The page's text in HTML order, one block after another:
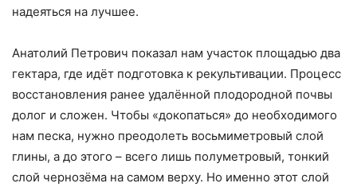
надеяться на лучшее.
Анатолий Петрович показал нам участок площадью два
гектара, где идёт подготовка к рекультивации. Процесс
восстановления ранее удалённой плодородной почвы
долог и сложен. Чтобы «докопаться» до необходимого
нам песка, нужно преодолеть восьмиметровый слой
глины, а до этого – всего лишь полуметровый, тонкий
слой чернозёма на самом верху. Но именно этот слой